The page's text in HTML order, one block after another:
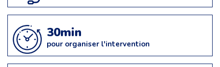
30min
pour organiser l'intervention